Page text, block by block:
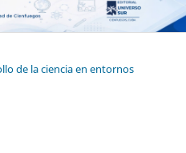
de la ciencia en entornos